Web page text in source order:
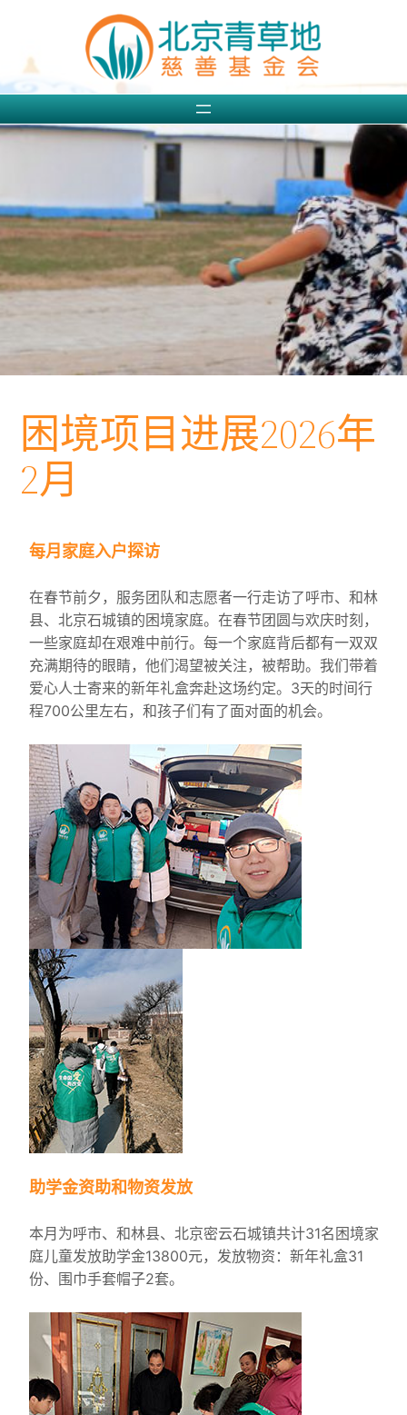
容
困境项目进展2026年
2月
每月家庭入户探访
在春节前夕，服务团队和志愿者一行走访了呼市、和林
县、北京石城镇的困境家庭。在春节团圆与欢庆时刻，
一些家庭却在艰难中前行。每一个家庭背后都有一双双
充满期待的眼睛，他们渴望被关注，被帮助。我们带着
爱心人士寄来的新年礼盒奔赴这场约定。3天的时间行
程700公里左右，和孩子们有了面对面的机会。
助学金资助和物资发放
本月为呼市、和林县、北京密云石城镇共计31名困境家
庭儿童发放助学金13800元，发放物资：新年礼盒31
份、围巾手套帽子2套。